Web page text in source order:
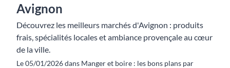
Avignon
Découvrez les meilleurs marchés d'Avignon : produits
frais, spécialités locales et ambiance provençale au cœur
de la ville.
Le 05/01/2026 dans Manger et boire : les bons plans par